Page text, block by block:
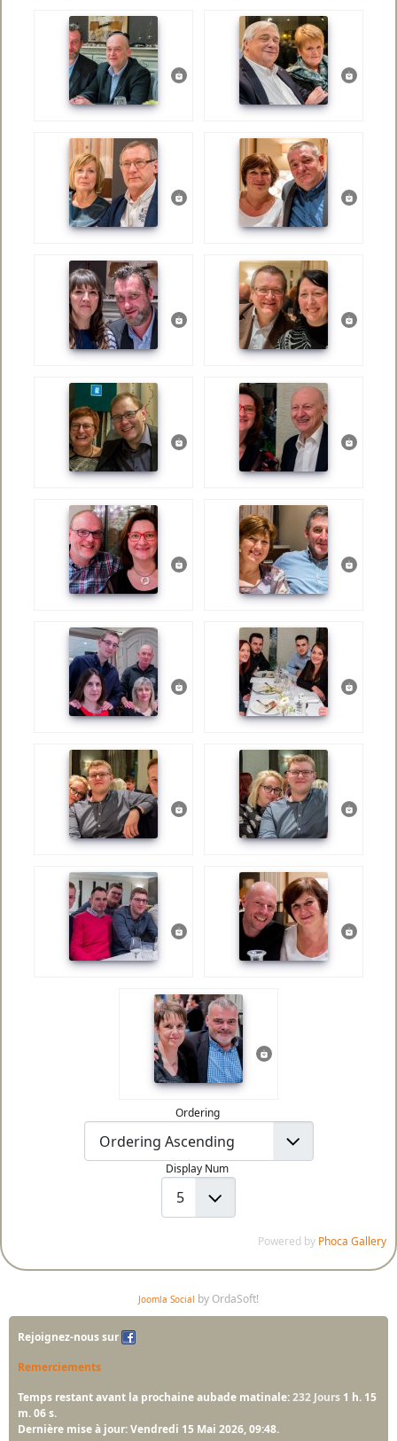
Ordering
Display Num
Powered by Phoca Gallery
Joomla Social by OrdaSoft!
Rejoignez-nous sur
Remerciements
Temps restant avant la prochaine aubade matinale:232 Jours 1 h. 15
m. 05 s.
Dernière mise à jour: Vendredi 15 Mai 2026, 09:48.